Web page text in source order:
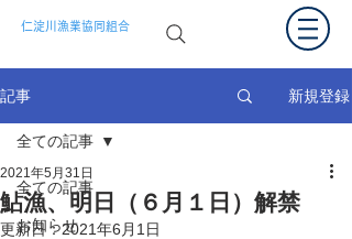
仁淀川漁業協同組合
記事 新規登録
全ての記事
お知らせ
全ての記事
鮎漁、明日（６月１日）解禁
2021年5月31日
更新日：2021年6月1日